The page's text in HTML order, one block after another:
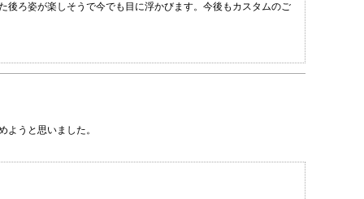
ろ姿が楽しそうで今でも目に浮かびます。今後もカスタムのご
うと思いました。